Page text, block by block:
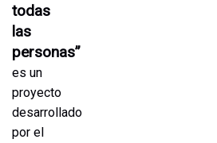
todas
las
personas”
es un
proyecto
desarrollado
por el